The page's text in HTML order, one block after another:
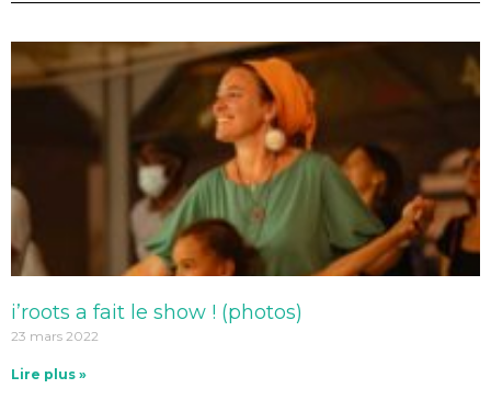
i’roots a fait le show ! (photos)
23 mars 2022
Lire plus »